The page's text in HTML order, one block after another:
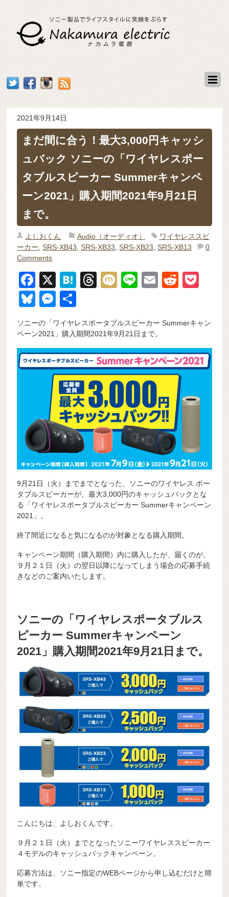
2021年9月14日
まだ間に合う！最大3,000円キャッシ
ュバック ソニーの「ワイヤレスポー
タブルスピーカー Summerキャンペ
ーン2021」購入期間2021年9月21日
まで。
よしおくん Audio（オーディオ）
ワイヤレススピ
ーカー ,SRS-XB43 ,SRS-XB33 ,SRS-XB23 ,SRS-XB13
0
Comments
F
a
c
e
b
o
X
H
n
a
T
a
d
s
M
Li
E
R
di
t
et
Bl
e
sk
y
M
ss
e
n
g
er
ソニーの「ワイヤレスポータブルスピーカー Summerキャン
ペーン2021」購入期間2021年9月21日まで。
9月21日（火）までまでとなった、ソニーのワイヤレス ポー
タブルスピーカーが、最大3,000円のキャッシュバックとな
る「ワイヤレスポータブルスピーカー Summerキャンペーン
2021」。
終了間近になると気になるのが対象となる購入期間。
キャンペーン期間（購入期間）内に購入したが、届くのが、
９月２１日（火）の翌日以降になってしまう場合の応募手続
きなどのご案内いたします。
ソニーの「ワイヤレスポータブルス
ピーカー Summerキャンペーン
2021」購入期間2021年9月21日まで。
こんにちは、よしおくんです。
９月２１日（火）までとなったソニーワイヤレススピーカー
４モデルのキャッシュバックキャンペーン。
応募方法は、ソニー指定のWEBページから申し込むだけと簡
単です。